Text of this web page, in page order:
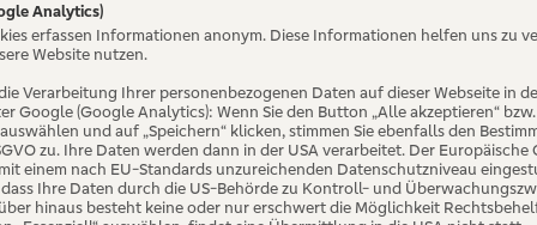
NICHT
Analytics)
erfassen Informationen anonym. Diese Informationen helfen uns zu
Website nutzen.
Verarbeitung Ihrer personenbezogenen Daten auf dieser Webseite in
Google (Google Analytics): Wenn Sie den Button „Alle akzeptieren“
und auf „Speichern“ klicken, stimmen Sie ebenfalls den
zu. Ihre Daten werden dann in der USA verarbeitet. Der
einem nach EU-Standards unzureichenden Datenschutzniveau
Ihre Daten durch die US-Behörde zu Kontroll- und
hinaus besteht keine oder nur erschwert die Möglichkeit